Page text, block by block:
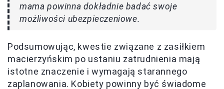
mama powinna dokładnie badać swoje
możliwości ubezpieczeniowe.
Podsumowując, kwestie związane z zasiłkiem
macierzyńskim po ustaniu zatrudnienia mają
istotne znaczenie i wymagają starannego
zaplanowania. Kobiety powinny być świadome